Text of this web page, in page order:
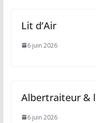
Lit d’Air
6 juin 2026
Albertraiteur &
6 juin 2026